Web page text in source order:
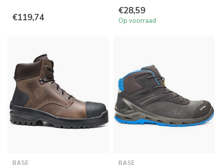
€119,74
€28,59
Op voorraad
BASE BASE